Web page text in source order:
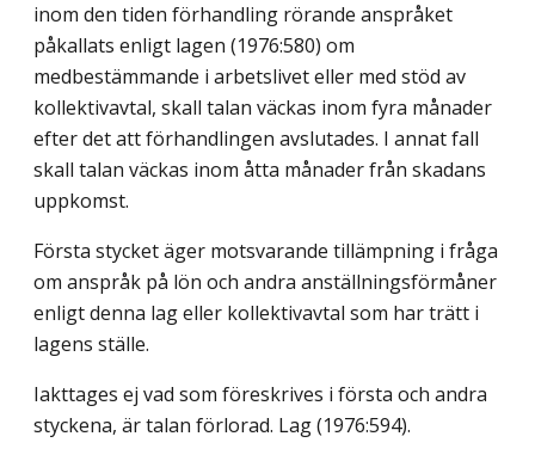
inom den tiden förhandling rörande anspråket
påkallats enligt lagen (1976:580) om
medbestämmande i arbetslivet eller med stöd av
kollektivavtal, skall talan väckas inom fyra månader
efter det att förhandlingen avslutades. I annat fall
skall talan väckas inom åtta månader från skadans
uppkomst.
Första stycket äger motsvarande tillämpning i fråga
om anspråk på lön och andra anställningsförmåner
enligt denna lag eller kollektivavtal som har trätt i
lagens ställe.
Iakttages ej vad som föreskrives i första och andra
styckena, är talan förlorad. Lag (1976:594).